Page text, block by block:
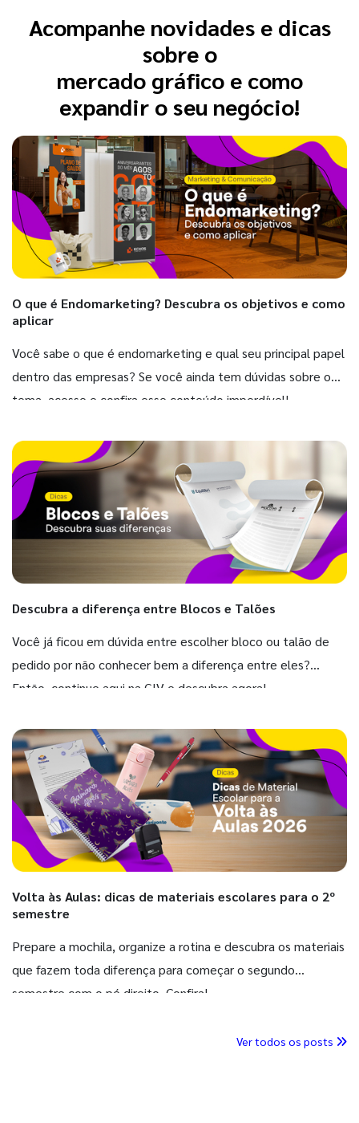
Acompanhe novidades e dicas
sobre o
mercado gráfico e como
expandir o seu negócio!
O que é Endomarketing? Descubra os objetivos e como
aplicar
Você sabe o que é endomarketing e qual seu principal papel
dentro das empresas? Se você ainda tem dúvidas sobre o
tema, acesse e confira esse conteúdo imperdível!
Descubra a diferença entre Blocos e Talões
Você já ficou em dúvida entre escolher bloco ou talão de
pedido por não conhecer bem a diferença entre eles?
Então, continue aqui na GIV e descubra agora!
Volta às Aulas: dicas de materiais escolares para o 2º
semestre
Prepare a mochila, organize a rotina e descubra os materiais
que fazem toda diferença para começar o segundo
semestre com o pé direito. Confira!
Ver todos os posts